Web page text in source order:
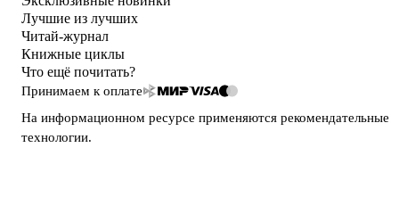
Лучшие из лучших
Читай-журнал
Книжные циклы
Что ещё почитать?
Принимаем к оплате
На информационном ресурсе применяются рекомендательные
технологии.